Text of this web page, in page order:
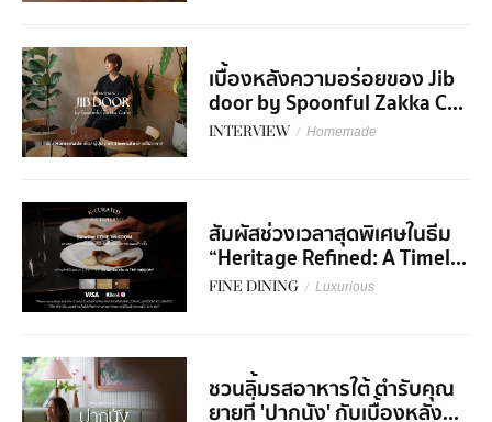
เบื้องหลังความอร่อยของ Jib
door by Spoonful Zakka C...
INTERVIEW / Homemade
สัมผัสช่วงเวลาสุดพิเศษในธีม
“Heritage Refined: A Timel...
FINE DINING / Luxurious
ชวนลิ้มรสอาหารใต้ ตำรับคุณ
ยายที่ 'ปากนัง' กับเบื้องหลัง...